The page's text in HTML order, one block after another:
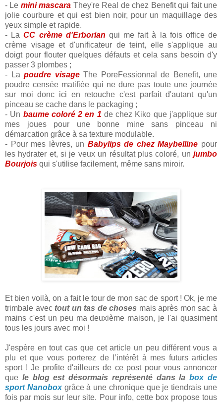
- Le mini mascara They're Real de chez Benefit qui fait une
jolie courbure et qui est bien noir, pour un maquillage des
yeux simple et rapide.
- LaCC crème d'Erborian qui me fait à la fois office de
crème visage et d'unificateur de teint, elle s'applique au
doigt pour flouter quelques défauts et cela sans besoin d'y
passer 3 plombes ;
- La poudre visageThe PoreFessionnal de Benefit, une
poudre censée matifiée qui ne dure pas toute une journée
sur moi donc ici en retouche c'est parfait d'autant qu'un
pinceau se cache dans le packaging ;
- Un baume coloré 2 en 1 de chez Kiko que j'applique sur
mes joues pour une bonne mine sans pinceau ni
démarcation grâce à sa texture modulable.
- Pour mes lèvres, un Babylips de chez Maybelline pour
les hydrater et, si je veux un résultat plus coloré, un jumbo
Bourjois qui s'utilise facilement, même sans miroir.
Et bien voilà, on a fait le tour de mon sac de sport ! Ok, je me
trimbale avectout un tas de choses mais après mon sac à
mains c'est un peu ma deuxième maison, je l'ai quasiment
tous les jours avec moi !
J'espère en tout cas que cet article un peu différent vous a
plu et que vous porterez de l’intérêt à mes futurs articles
sport ! Je profite d'ailleurs de ce post pour vous annoncer
que le blog est désormais représenté dans labox de
sport Nanobox grâce à une chronique que je tiendrais une
fois par mois sur leur site. Pour info, cette box propose tous